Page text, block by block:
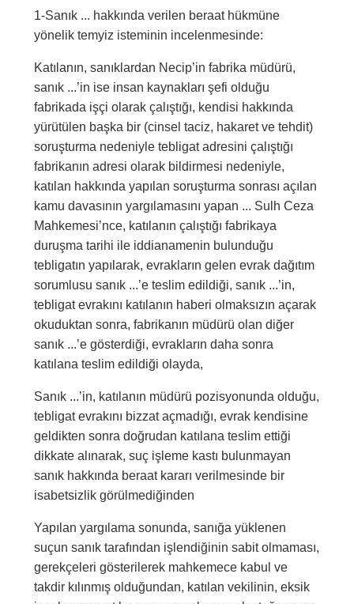
1-Sanık ... hakkında verilen beraat hükmüne
yönelik temyiz isteminin incelenmesinde:
Katılanın, sanıklardan Necip’in fabrika müdürü,
sanık ...’in ise insan kaynakları şefi olduğu
fabrikada işçi olarak çalıştığı, kendisi hakkında
yürütülen başka bir (cinsel taciz, hakaret ve tehdit)
soruşturma nedeniyle tebligat adresini çalıştığı
fabrikanın adresi olarak bildirmesi nedeniyle,
katılan hakkında yapılan soruşturma sonrası açılan
kamu davasının yargılamasını yapan ... Sulh Ceza
Mahkemesi’nce, katılanın çalıştığı fabrikaya
duruşma tarihi ile iddianamenin bulunduğu
tebligatın yapılarak, evrakların gelen evrak dağıtım
sorumlusu sanık ...’e teslim edildiği, sanık ...’in,
tebligat evrakını katılanın haberi olmaksızın açarak
okuduktan sonra, fabrikanın müdürü olan diğer
sanık ...’e gösterdiği, evrakların daha sonra
katılana teslim edildiği olayda,
Sanık ...’in, katılanın müdürü pozisyonunda olduğu,
tebligat evrakını bizzat açmadığı, evrak kendisine
geldikten sonra doğrudan katılana teslim ettiği
dikkate alınarak, suç işleme kastı bulunmayan
sanık hakkında beraat kararı verilmesinde bir
isabetsizlik görülmediğinden
Yapılan yargılama sonunda, sanığa yüklenen
suçun sanık tarafından işlendiğinin sabit olmaması,
gerekçeleri gösterilerek mahkemece kabul ve
takdir kılınmış olduğundan, katılan vekilinin, eksik